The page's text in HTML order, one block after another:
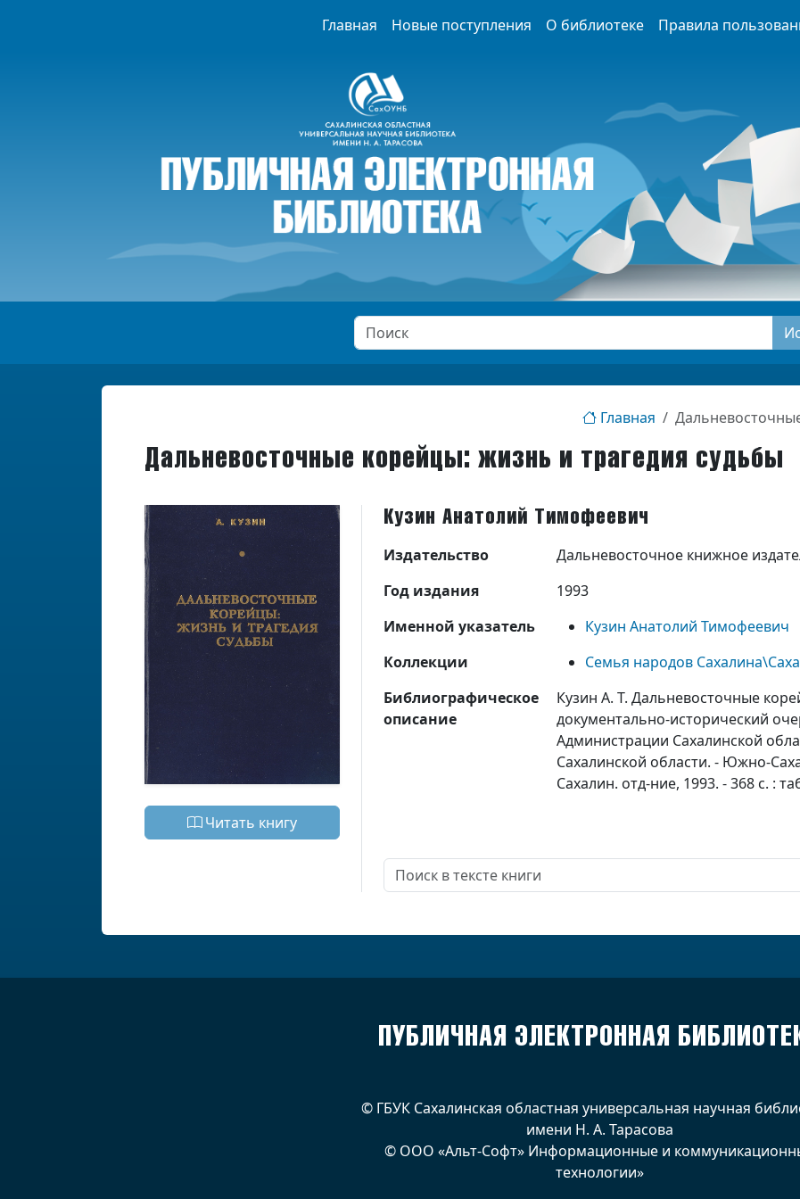
Главная Новые поступления О библиотеке Правила
Главная
Дальневосточные корейцы: жизнь и трагедия судьбы
Читать книгу
Кузин Анатолий Тимофеевич
Издательство
Дальневосточное книжное
Год издания
1993
Именной указатель
Кузин Анатолий Тимофеевич
Коллекции
Семья народов
Библиографическое
описание
Кузин А. Т. Дальневосточные
документально-исторический
Администрации Сахалинской
Сахалинской области. - Южно-
Сахалин. отд-ние, 1993. - 368 с. :
ПУБЛИЧНАЯ ЭЛЕКТРОННАЯ
© ГБУК Сахалинская областная универсальная научная
имени Н. А. Тарасова
© ООО «Альт-Софт» Информационные и
технологии»